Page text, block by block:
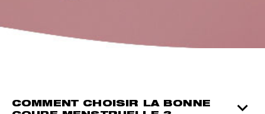
COMMENT CHOISIR LA BONNE